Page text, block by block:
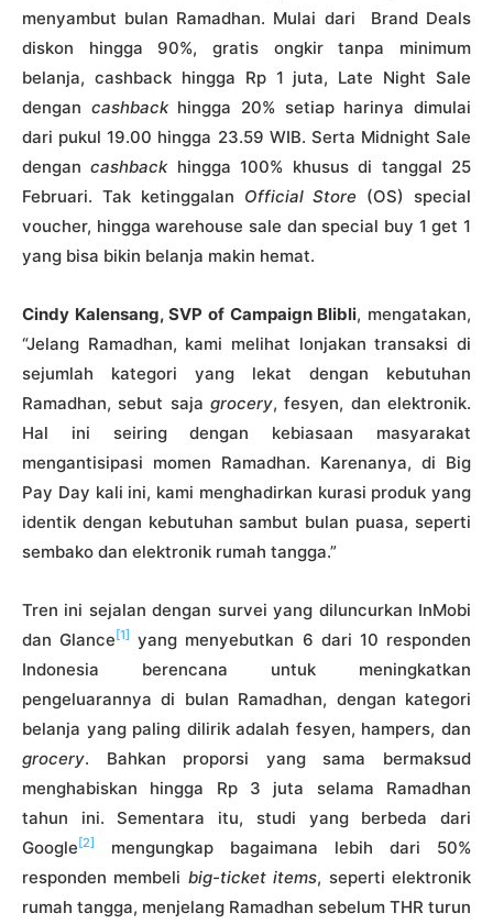
menyambut bulan Ramadhan. Mulai dari Brand Deals
diskon hingga 90%, gratis ongkir tanpa minimum
belanja, cashback hingga Rp 1 juta, Late Night Sale
dengan cashbackhingga 20% setiap harinya dimulai
dari pukul 19.00 hingga 23.59 WIB. Serta Midnight Sale
dengancashback hingga 100% khusus di tanggal 25
Februari. Tak ketinggalan Official Store (OS) special
voucher, hingga warehouse sale dan special buy 1 get 1
yang bisa bikin belanja makin hemat.
Cindy Kalensang, SVP of Campaign Blibli, mengatakan,
“Jelang Ramadhan, kami melihat lonjakan transaksi di
sejumlah kategori yang lekat dengan kebutuhan
Ramadhan, sebut saja grocery, fesyen, dan elektronik.
Hal ini seiring dengan kebiasaan masyarakat
mengantisipasi momen Ramadhan. Karenanya, di Big
Pay Day kali ini, kami menghadirkan kurasi produk yang
identik dengan kebutuhan sambut bulan puasa, seperti
sembako dan elektronik rumah tangga.”
Tren ini sejalan dengan survei yang diluncurkan InMobi
dan Glance[1] yang menyebutkan 6 dari 10 responden
Indonesia berencana untuk meningkatkan
pengeluarannya di bulan Ramadhan, dengan kategori
belanja yang paling dilirik adalah fesyen, hampers, dan
grocery. Bahkan proporsi yang sama bermaksud
menghabiskan hingga Rp 3 juta selama Ramadhan
tahun ini. Sementara itu, studi yang berbeda dari
Google[2]
mengungkap bagaimana lebih dari 50%
responden membeli big-ticket items, seperti elektronik
rumah tangga, menjelang Ramadhan sebelum THR turun